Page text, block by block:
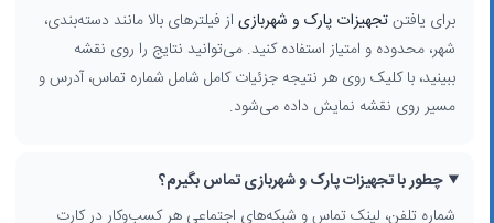
برای یافتنتجهیزات پارک و شهربازی از فیلترهای بالا مانند دسته‌بندی،
شهر، محدوده و امتیاز استفاده کنید. می‌توانید نتایج را روی نقشه
ببینید، با کلیک روی هر نتیجه جزئیات کامل شامل شماره تماس، آدرس و
مسیر روی نقشه نمایش داده می‌شود.
چطور با تجهیزات پارک و شهربازی تماس بگیرم؟
شماره تلفن، لینک تماس و شبکه‌های اجتماعی هر کسب‌وکار در کارت